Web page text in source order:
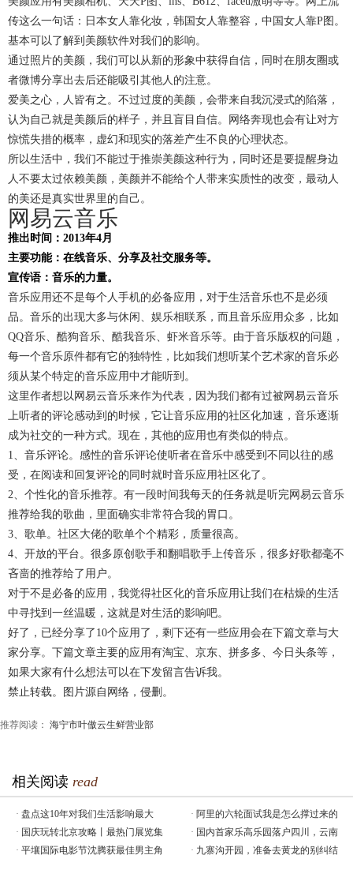
传这么一句话：日本女人靠化妆，韩国女人靠整容，中国女人靠P图。
基本可以了解到美颜软件对我们的影响。
通过照片的美颜，我们可以从新的形象中获得自信，同时在朋友圈或
者微博分享出去后还能吸引其他人的注意。
爱美之心，人皆有之。不过过度的美颜，会带来自我沉浸式的陷落，
认为自己就是美颜后的样子，并且盲目自信。网络奔现也会有让对方
惊慌失措的概率，虚幻和现实的落差产生不良的心理状态。
所以生活中，我们不能过于推崇美颜这种行为，同时还是要提醒身边
人不要太过依赖美颜，美颜并不能给个人带来实质性的改变，最动人
的美还是真实世界里的自己。
网易云音乐
推出时间：2013年4月
主要功能：在线音乐、分享及社交服务等。
宣传语：音乐的力量。
音乐应用还不是每个人手机的必备应用，对于生活音乐也不是必须
品。音乐的出现大多与休闲、娱乐相联系，而且音乐应用众多，比如
QQ音乐、酷狗音乐、酷我音乐、虾米音乐等。由于音乐版权的问题，
每一个音乐原件都有它的独特性，比如我们想听某个艺术家的音乐必
须从某个特定的音乐应用中才能听到。
这里作者想以网易云音乐来作为代表，因为我们都有过被网易云音乐
上听者的评论感动到的时候，它让音乐应用的社区化加速，音乐逐渐
成为社交的一种方式。现在，其他的应用也有类似的特点。
1、音乐评论。感性的音乐评论使听者在音乐中感受到不同以往的感
受，在阅读和回复评论的同时就时音乐应用社区化了。
2、个性化的音乐推荐。有一段时间我每天的任务就是听完网易云音乐
推荐给我的歌曲，里面确实非常符合我的胃口。
3、歌单。社区大佬的歌单个个精彩，质量很高。
4、开放的平台。很多原创歌手和翻唱歌手上传音乐，很多好歌都毫不
吝啬的推荐给了用户。
对于不是必备的应用，我觉得社区化的音乐应用让我们在枯燥的生活
中寻找到一丝温暖，这就是对生活的影响吧。
好了，已经分享了10个应用了，剩下还有一些应用会在下篇文章与大
家分享。下篇文章主要的应用有淘宝、京东、拼多多、今日头条等，
如果大家有什么想法可以在下发留言告诉我。
禁止转载。图片源自网络，侵删。
推荐阅读： 海宁市叶傲云生鲜营业部
相关阅读 read
· 盘点这10年对我们生活影响最大 · 阿里的六轮面试我是怎么撑过来的
· 国庆玩转北京攻略丨最热门展览集 · 国内首家乐高乐园落户四川，云南
· 平壤国际电影节沈腾获最佳男主角 · 九寨沟开园，准备去黄龙的别纠结